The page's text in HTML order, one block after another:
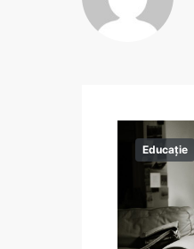
Educație